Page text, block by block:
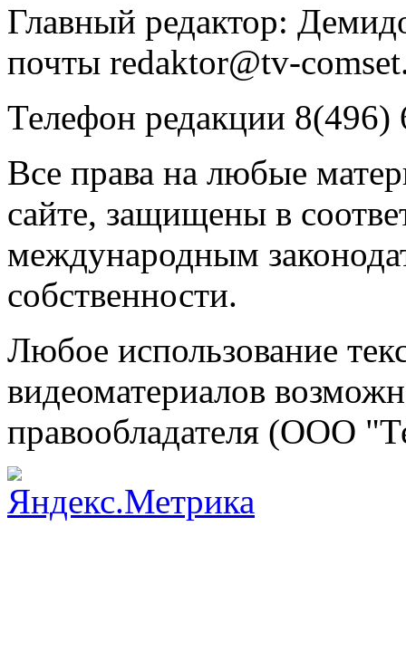
Главный редактор:
почты redaktor@tv-
Телефон редакции 8(496)
Все права на любые
сайте, защищены в
международным
собственности.
Любое использование
видеоматериалов
правообладателя (ООО